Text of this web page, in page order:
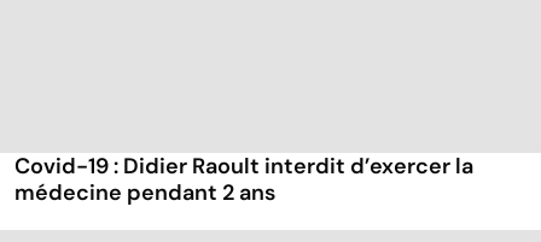
Covid-19 : Didier Raoult interdit d’exercer la
médecine pendant 2 ans